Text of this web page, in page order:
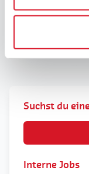
Suchst du
Interne Jobs